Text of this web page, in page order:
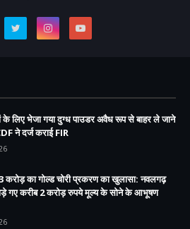
के लिए भेजा गया दुग्ध पाउडर अवैध रूप से बाहर ले जाने
ने दर्ज कराई FIR
करोड़ का गोल्ड चोरी प्रकरण का खुलासा: नवलगढ़
गए करीब 2 करोड़ रुपये मूल्य के सोने के आभूषण